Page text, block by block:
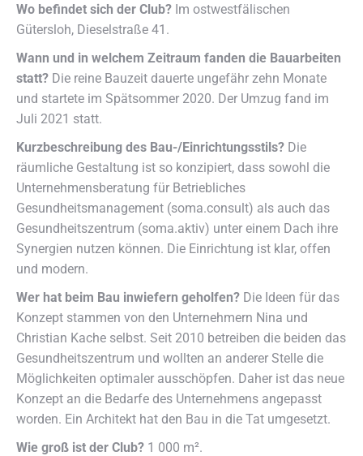
Wo befindet sich der Club? Im ostwestfälischen
Gütersloh, Dieselstraße 41.
Wann und in welchem Zeitraum fanden die Bauarbeiten
statt? Die reine Bauzeit dauerte ungefähr zehn Monate
und startete im Spätsommer 2020. Der Umzug fand im
Juli 2021 statt.
Kurzbeschreibung des Bau-/Einrichtungsstils? Die
räumliche Gestaltung ist so konzipiert, dass sowohl die
Unternehmensberatung für Betriebliches
Gesundheitsmanagement (soma.consult) als auch das
Gesundheitszentrum (soma.aktiv) unter einem Dach ihre
Synergien nutzen können. Die Einrichtung ist klar, offen
und modern.
Wer hat beim Bau inwiefern geholfen? Die Ideen für das
Konzept stammen von den Unternehmern Nina und
Christian Kache selbst. Seit 2010 betreiben die beiden das
Gesundheitszentrum und wollten an anderer Stelle die
Möglichkeiten optimaler ausschöpfen. Daher ist das neue
Konzept an die Bedarfe des Unternehmens angepasst
worden. Ein Architekt hat den Bau in die Tat umgesetzt.
Wie groß ist der Club? 1 000 m².